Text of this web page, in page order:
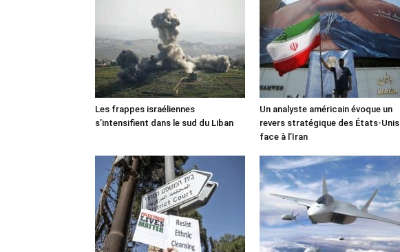
Les frappes israéliennes
s’intensifient dans le sud du Liban
Un analyste américain évoque un
revers stratégique des États-Unis
face à l’Iran